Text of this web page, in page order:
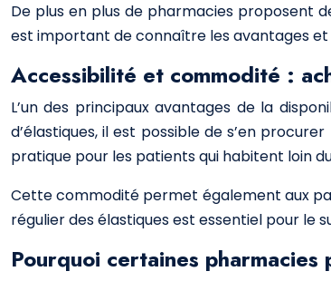
De plus en plus de pharmacies proposent
est important de connaître les avantages
Accessibilité et commodité :
L’un des principaux avantages de la
d’élastiques, il est possible de s’en
pratique pour les patients qui habitent loin
Cette commodité permet également aux
régulier des élastiques est essentiel pour le
Pourquoi certaines